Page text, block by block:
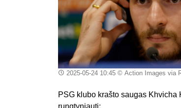
2025-05-24 10:45© Action Images via
PSG klubo krašto saugas
rungtyniauti: